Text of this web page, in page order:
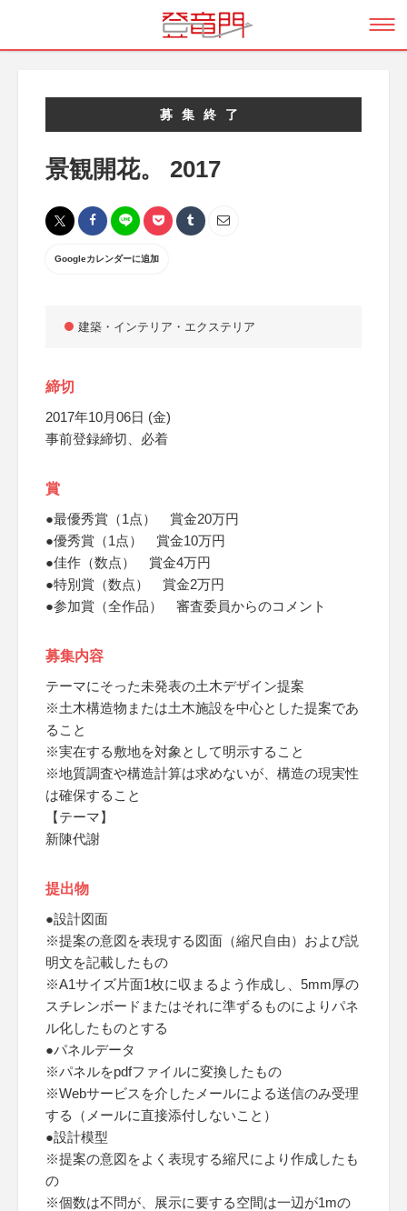
募集終了
景観開花。 2017
Googleカレンダーに追加
建築・インテリア・エクステリア
締切
2017年10月06日 (金)
事前登録締切、必着
賞
●最優秀賞（1点） 賞金20万円
●優秀賞（1点） 賞金10万円
●佳作（数点） 賞金4万円
●特別賞（数点） 賞金2万円
●参加賞（全作品） 審査委員からのコメント
募集内容
テーマにそった未発表の土木デザイン提案
※土木構造物または土木施設を中心とした提案であ
ること
※実在する敷地を対象として明示すること
※地質調査や構造計算は求めないが、構造の現実性
は確保すること
【テーマ】
新陳代謝
提出物
●設計図面
※提案の意図を表現する図面（縮尺自由）および説
明文を記載したもの
※A1サイズ片面1枚に収まるよう作成し、5mm厚の
スチレンボードまたはそれに準ずるものによりパネ
ル化したものとする
●パネルデータ
※パネルをpdfファイルに変換したもの
※Webサービスを介したメールによる送信のみ受理
する（メールに直接添付しないこと）
●設計模型
※提案の意図をよく表現する縮尺により作成したも
の
※個数は不問が、展示に要する空間は一辺が1mの